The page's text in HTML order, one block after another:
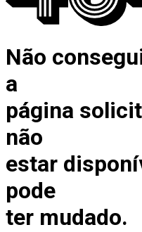
Não
a
página
não
estar
pode
ter mudado.